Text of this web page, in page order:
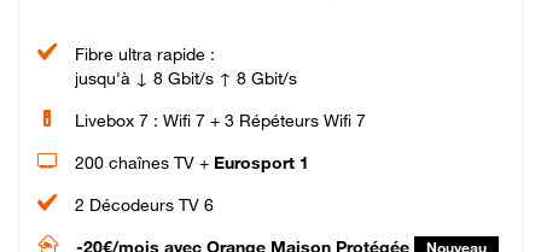
Fibre ultra rapide :
jusqu'à ↓ 8 Gbit/s ↑ 8 Gbit/s
Livebox 7 : Wifi 7 + 3 Répéteurs Wifi 7
200 chaînes TV + Eurosport 1
2 Décodeurs TV 6
-20€/mois avec Orange Maison Protégée Nouveau